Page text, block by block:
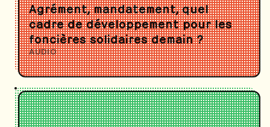
Agrément, mandatement, quel
cadre de développement pour les
foncières solidaires demain ?
AUDIO